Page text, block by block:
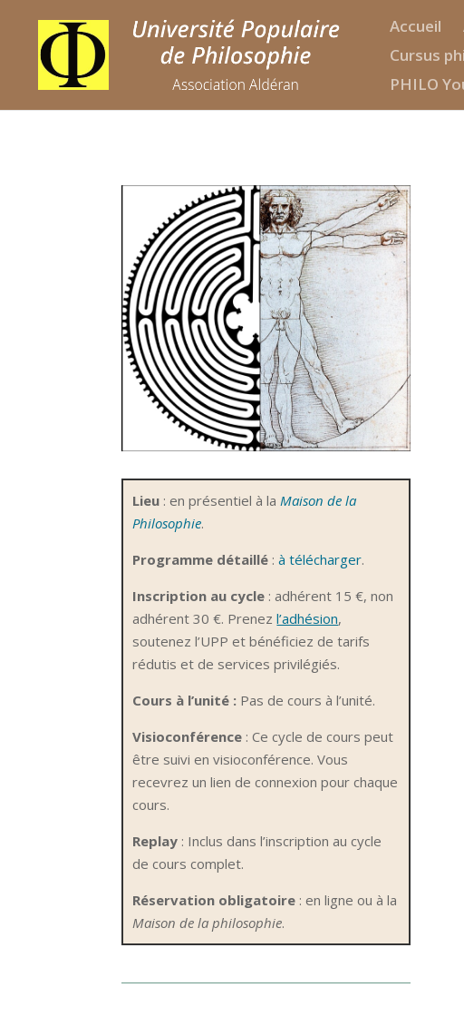
Accueil
Cursus
PHILO
Lieu : en présentiel à la Maison de la
Philosophie.
Programme détaillé :à télécharger.
Inscription au cycle : adhérent 15 €, non
adhérent 30 €. Prenezl’adhésion,
soutenez l’UPP et bénéficiez de tarifs
rédutis et de services privilégiés.
Cours à l’unité : Pas de cours à l’unité.
Visioconférence : Ce cycle de cours peut
être suivi en visioconférence. Vous
recevrez un lien de connexion pour chaque
cours.
Replay : Inclus dans l’inscription au cycle
de cours complet.
Réservation obligatoire : en ligne ou à la
Maison de la philosophie.